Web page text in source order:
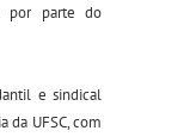
por parte do
e sindical
da UFSC, com